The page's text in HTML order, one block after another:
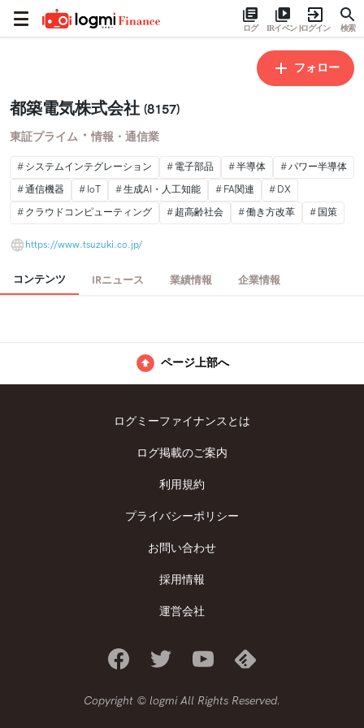
ログ IRイベントログイン 検索
フォロー
都築電気株式会社 (8157)
東証プライム ・ 情報・通信業
システムインテグレーション 電子部品 半導体
パワー半導体
通信機器
IoT 生成AI・人工知能 FA関連
DX
クラウドコンピューティング
超高齢社会 働き方改革 国策
https://www.tsuzuki.co.jp/
コンテンツ IRニュース 業績情報 企業情報
ページ上部へ
ログミーファイナンスとは
ログ掲載のご案内
利用規約
プライバシーポリシー
お問い合わせ
採用情報
運営会社
Copyright © logmi All Rights Reserved.